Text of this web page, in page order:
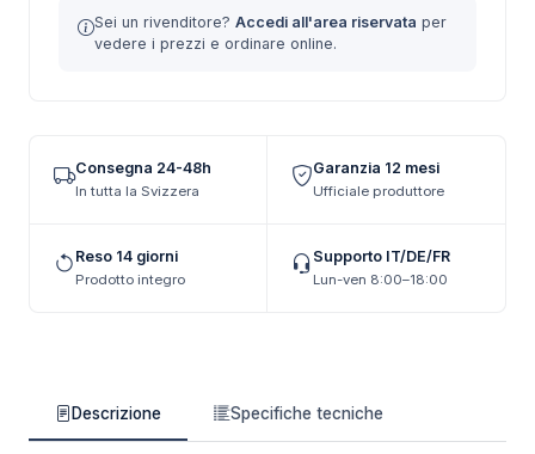
Sei un rivenditore? Accedi all'area riservata per
vedere i prezzi e ordinare online.
Consegna 24-48h
In tutta la Svizzera
Garanzia 12 mesi
Ufficiale produttore
Reso 14 giorni
Prodotto integro
Supporto IT/DE/FR
Lun-ven 8:00–18:00
Descrizione Specifiche tecniche